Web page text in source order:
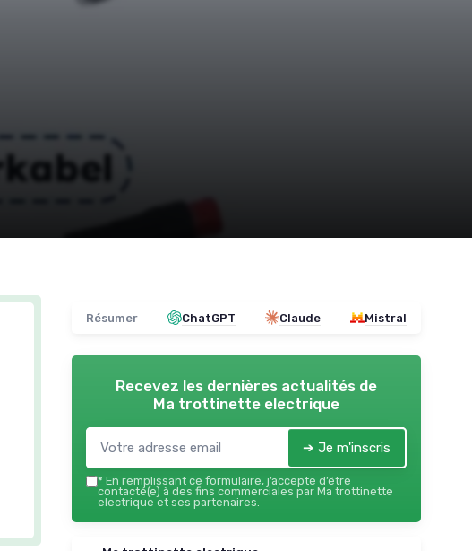
Résumer ChatGPT Claude Mistral
Recevez les dernières actualités de
Ma trottinette electrique
➔ Je m'inscris
* En remplissant ce formulaire, j’accepte d’être
contacté(e) à des fins commerciales par Ma trottinette
electrique et ses partenaires.